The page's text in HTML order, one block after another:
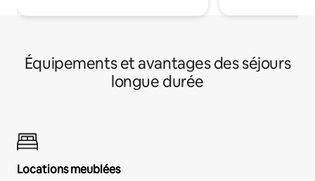
Équipements et avantages des séjours
longue durée
Locations meublées